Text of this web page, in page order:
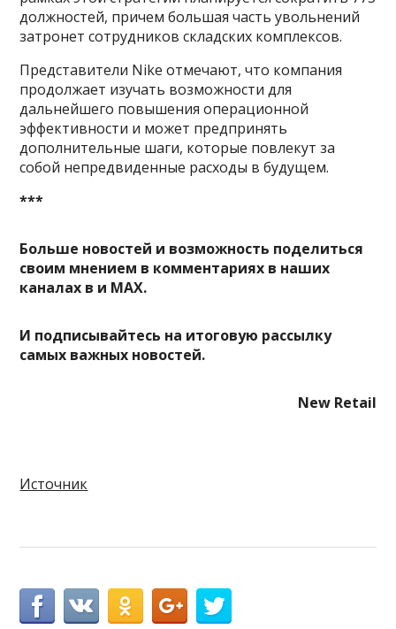
должностей, причем большая часть увольнений
затронет сотрудников складских комплексов.
Представители Nike отмечают, что компания
продолжает изучать возможности для
дальнейшего повышения операционной
эффективности и может предпринять
дополнительные шаги, которые повлекут за
собой непредвиденные расходы в будущем.
***
Больше новостей и возможность поделиться
своим мнением в комментариях в наших
каналах в и MAX.
И подписывайтесь на итоговую рассылку
самых важных новостей.
New Retail
Источник